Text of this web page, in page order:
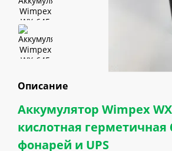
Описание
Аккумулятор Wimpex
кислотная
фонарей и UPS